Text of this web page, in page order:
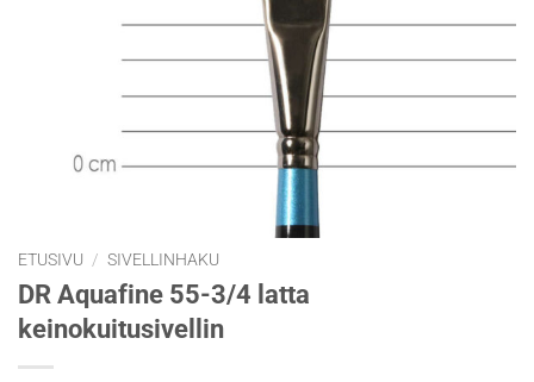
ETUSIVU / SIVELLINHAKU
DR Aquafine 55-3/4 latta
keinokuitusivellin